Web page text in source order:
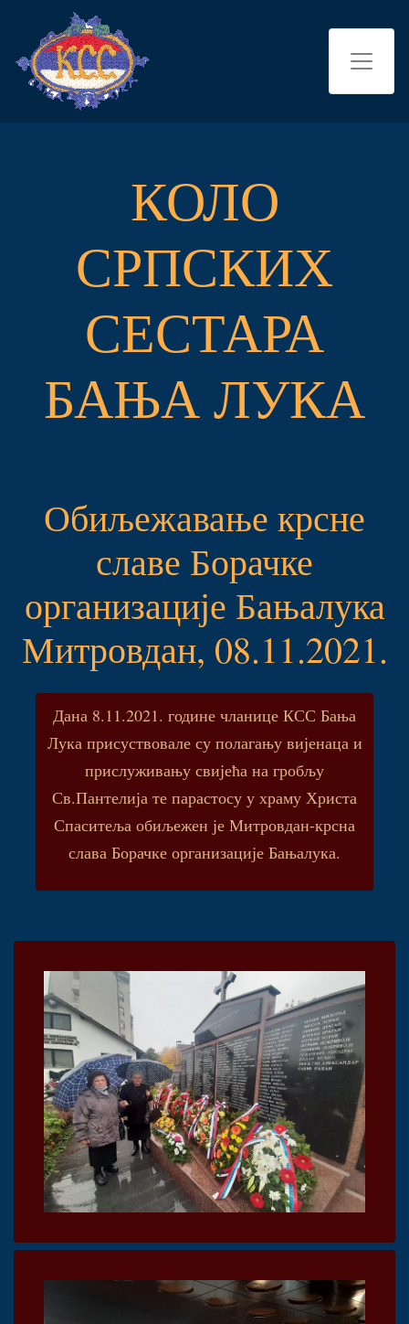
КОЛО
СРПСКИХ
СЕСТАРА
БАЊА ЛУКА
Обиљежавање крсне
славе Борачке
организације Бањалука
Митровдан, 08.11.2021.
Дана 8.11.2021. године чланице КСС Бања
Лука присуствовале су полагању вијенаца и
прислуживању свијећа на гробљу
Св.Пантелија те парастосу у храму Христа
Спаситеља обиљежен је Митровдан-крсна
слава Борачке организације Бањалука.